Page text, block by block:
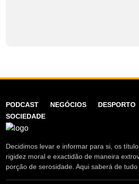
PODCAST NEGÓCIOS DESPORTO
SOCIEDADE
Decidimos levar e informar para si, os
rigidez moral e exactidão de maneira
porção de serosidade. Aqui saberá de